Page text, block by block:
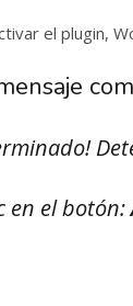
el plugin,
en el botón: